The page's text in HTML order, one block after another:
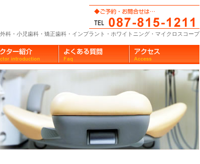
科・小児歯科・矯正歯科・インプラント・ホワイトニング・マイクロスコープ